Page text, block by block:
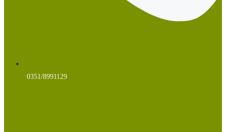
0351/8991129